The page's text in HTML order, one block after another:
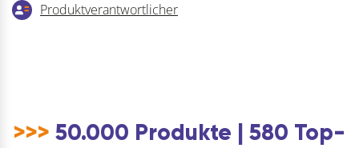
Produktverantwortlicher
>>> 50.000 Produkte | 580 Top-